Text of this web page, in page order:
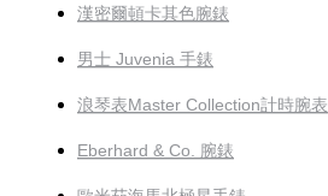
漢密爾頓卡其色腕錶
男士 Juvenia 手錶
浪琴表Master Collection計時腕表
Eberhard & Co. 腕錶